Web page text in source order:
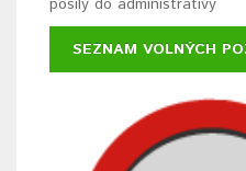
posily do administrativy
SEZNAM VOLNÝCH